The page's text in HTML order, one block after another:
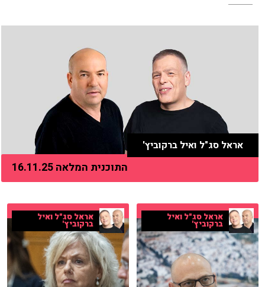
אראל סג"ל ואיל ברקוביץ'
התוכנית המלאה 16.11.25
אראל סג"ל ואיל
ברקוביץ'
אראל סג"ל ואיל
ברקוביץ'